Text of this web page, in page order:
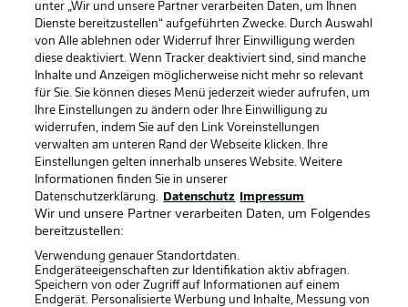
kommt Herold nicht richtig an den Ball und Kaprálik
versucht an Bernat vorbeizugehen. Der Offensivspieler
wird dabei leicht vom Torhüter berührt und fällt. Der
Schiedsrichter winkt erstmal ab, wird aber zum Monitor
geschickt.
Erster Abschluss KSC
Nach einer Flanke von der rechten Seite landet der Ball
schlussendlich links im Rückraum bei Herold, der direkt
abschließt. Der Schuss geht aber knapp rechts am Tor
vorbei.
Wieder Müller
Nach einem Steilpass setzt sich der Stürmer bei seinem
unter „Wir und unsere Partner verarbeiten Daten, um Ihnen
Dienste bereitzustellen“ aufgeführten Zwecke. Durch Auswahl
von Alle ablehnen oder Widerruf Ihrer Einwilligung werden
diese deaktiviert. Wenn Tracker deaktiviert sind, sind manche
Inhalte und Anzeigen möglicherweise nicht mehr so relevant
für Sie. Sie können dieses Menü jederzeit wieder aufrufen, um
Ihre Einstellungen zu ändern oder Ihre Einwilligung zu
widerrufen, indem Sie auf den Link Voreinstellungen
verwalten am unteren Rand der Webseite klicken. Ihre
Einstellungen gelten innerhalb unseres Website. Weitere
Informationen finden Sie in unserer
Datenschutzerklärung.
Datenschutz Impressum
Wir und unsere Partner verarbeiten Daten, um Folgendes
bereitzustellen:
Verwendung genauer Standortdaten.
Endgeräteeigenschaften zur Identifikation aktiv abfragen.
Speichern von oder Zugriff auf Informationen auf einem
Endgerät. Personalisierte Werbung und Inhalte, Messung von